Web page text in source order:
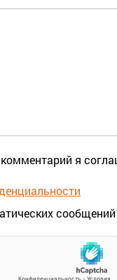
я
сообщений